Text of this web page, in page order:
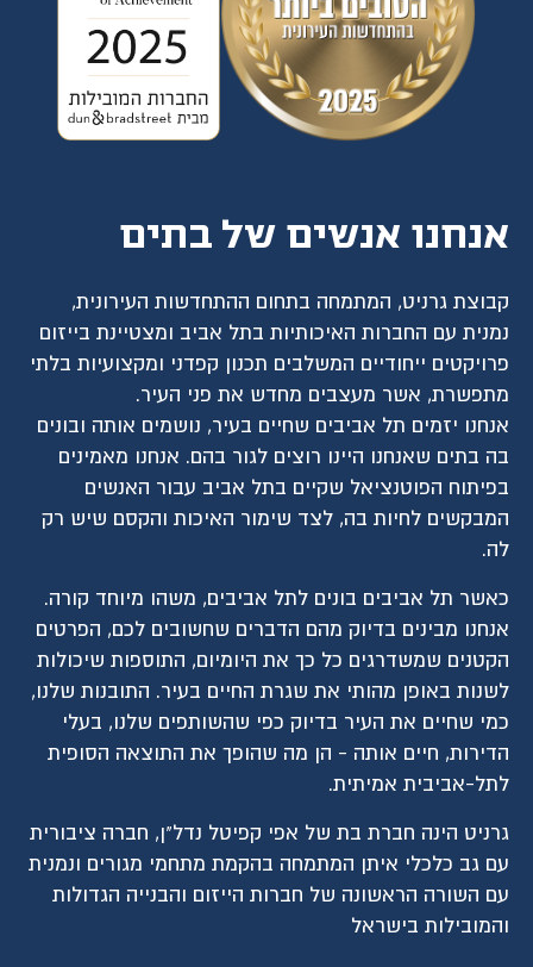
אנחנו אנשים של בתים
קבוצת גרניט, המתמחה בתחום ההתחדשות העירונית,
נמנית עם החברות האיכותיות בתל אביב ומצטיינת בייזום
פרויקטים ייחודיים המשלבים תכנון קפדני ומקצועיות בלתי
מתפשרת, אשר מעצבים מחדש את פני העיר.
אנחנו יזמים תל אביבים שחיים בעיר, נושמים אותה ובונים
בה בתים שאנחנו היינו רוצים לגור בהם. אנחנו מאמינים
בפיתוח הפוטנציאל שקיים בתל אביב עבור האנשים
המבקשים לחיות בה, לצד שימור האיכות והקסם שיש רק
לה.
כאשר תל אביבים בונים לתל אביבים, משהו מיוחד קורה.
אנחנו מבינים בדיוק מהם הדברים שחשובים לכם, הפרטים
הקטנים שמשדרגים כל כך את היומיום, התוספות שיכולות
לשנות באופן מהותי את שגרת החיים בעיר. התובנות שלנו,
כמי שחיים את העיר בדיוק כפי שהשותפים שלנו, בעלי
הדירות, חיים אותה - הן מה שהופך את התוצאה הסופית
לתל-אביבית אמיתית.
גרניט הינה חברת בת של אפי קפיטל נדל"ן, חברה ציבורית
עם גב כלכלי איתן המתמחה בהקמת מתחמי מגורים ונמנית
עם השורה הראשונה של חברות הייזום והבנייה הגדולות
והמובילות בישראל